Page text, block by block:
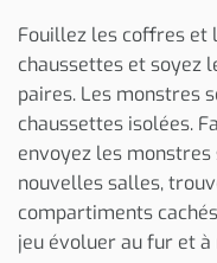
Fouillez les coffres et
chaussettes et soyez
paires. Les monstres
chaussettes isolées.
envoyez les monstres
nouvelles salles,
compartiments
jeu évoluer au fur et à